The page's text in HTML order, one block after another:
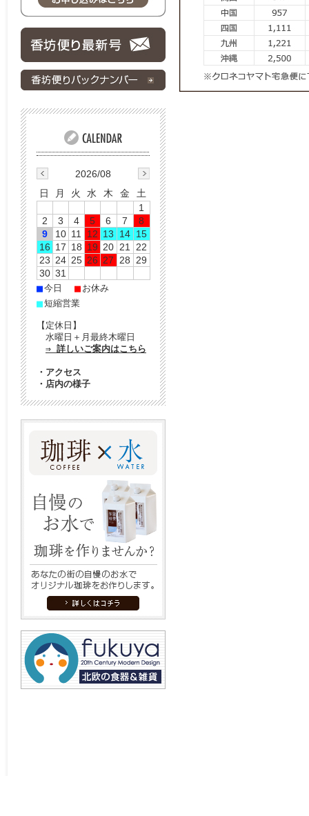
2026/08
日
月 火 水 木 金
土
1
2
3 4 5 6 7
8
9
10 11 12 13 14 15
16 17 18 19 20 21
22
23 24 25 26 27 28
29
30 31
■今日 ■ お休み
■短縮営業
【定休日】
水曜日＋月最終木曜日
⇒ 詳しいご案内はこちら
・ アクセス
・ 店内の様子